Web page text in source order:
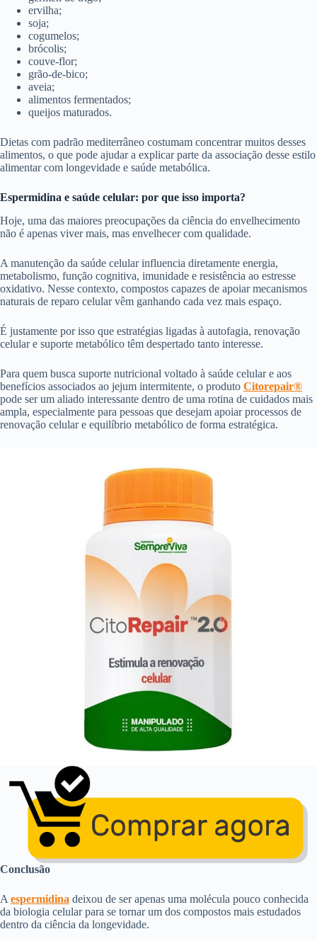
ervilha;
soja;
cogumelos;
brócolis;
couve-flor;
grão-de-bico;
aveia;
alimentos fermentados;
queijos maturados.
Dietas com padrão mediterrâneo costumam concentrar muitos desses
alimentos, o que pode ajudar a explicar parte da associação desse estilo
alimentar com longevidade e saúde metabólica.
Espermidina e saúde celular: por que isso importa?
Hoje, uma das maiores preocupações da ciência do envelhecimento
não é apenas viver mais, mas envelhecer com qualidade.
A manutenção da saúde celular influencia diretamente energia,
metabolismo, função cognitiva, imunidade e resistência ao estresse
oxidativo. Nesse contexto, compostos capazes de apoiar mecanismos
naturais de reparo celular vêm ganhando cada vez mais espaço.
É justamente por isso que estratégias ligadas à autofagia, renovação
celular e suporte metabólico têm despertado tanto interesse.
Para quem busca suporte nutricional voltado à saúde celular e aos
benefícios associados ao jejum intermitente, o produto Citorepair®
pode ser um aliado interessante dentro de uma rotina de cuidados mais
ampla, especialmente para pessoas que desejam apoiar processos de
renovação celular e equilíbrio metabólico de forma estratégica.
Conclusão
A espermidina deixou de ser apenas uma molécula pouco conhecida
da biologia celular para se tornar um dos compostos mais estudados
dentro da ciência da longevidade.